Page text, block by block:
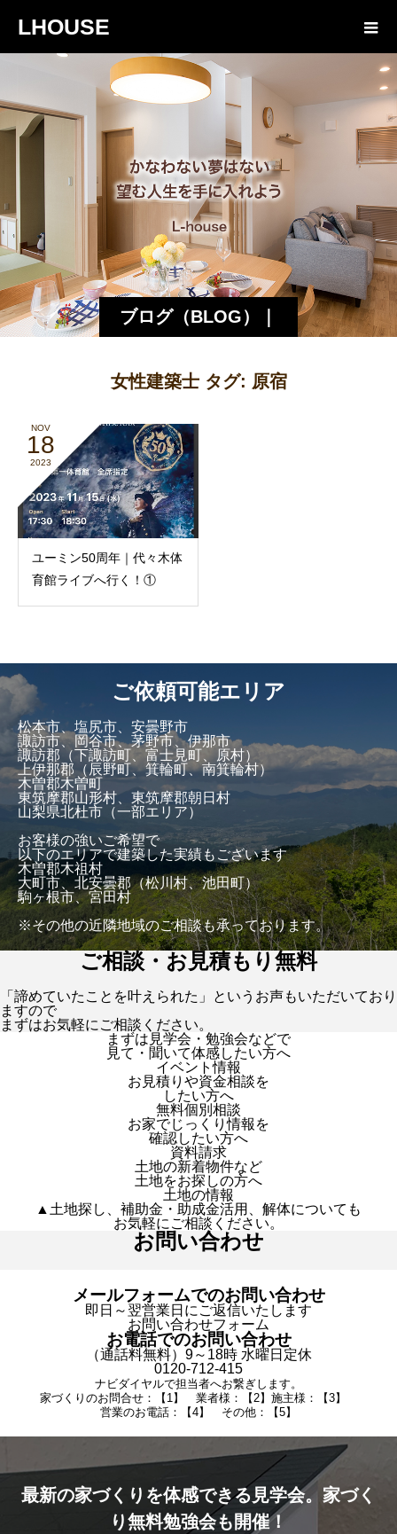
LHOUSE
ブログ（BLOG）｜
エルハウス
女性建築士 タグ: 原宿
NOV
18
2023
ユーミン50周年｜代々木体
育館ライブへ行く！①
ご依頼可能エリア
松本市、塩尻市、安曇野市
諏訪市、岡谷市、茅野市、伊那市
諏訪郡（下諏訪町、富士見町、原村）
上伊那郡（辰野町、箕輪町、南箕輪村）
木曽郡木曽町
東筑摩郡山形村、東筑摩郡朝日村
山梨県北杜市（一部エリア）
お客様の強いご希望で
以下のエリアで建築した実績もございます
木曽郡木祖村
大町市、北安曇郡（松川村、池田町）
駒ヶ根市、宮田村
※その他の近隣地域のご相談も承っております。
ご相談・お見積もり無料
「諦めていたことを叶えられた」というお声もいただいており
ますので
まずはお気軽にご相談ください。
まずは見学会・勉強会などで
見て・聞いて体感したい方へ
イベント情報
お見積りや資金相談を
したい方へ
無料個別相談
お家でじっくり情報を
確認したい方へ
資料請求
土地の新着物件など
土地をお探しの方へ
土地の情報
▲土地探し、補助金・助成金活用、解体についても
お気軽にご相談ください。
お問い合わせ
メールフォームでのお問い合わせ
即日～翌営業日にご返信いたします
お問い合わせフォーム
お電話でのお問い合わせ
（通話料無料）9～18時 水曜日定休
0120-712-415
ナビダイヤルで担当者へお繋ぎします。
家づくりのお問合せ：【1】 業者様：【2】施主様：【3】
営業のお電話：【4】 その他：【5】
最新の家づくりを体感できる見学会。家づく
り無料勉強会も開催！